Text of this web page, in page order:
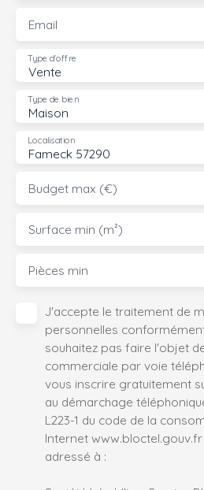
Email
Vente
Type d'offre
Maison
Type de bien
Fameck 57290
Localisation
Budget max (€)
Surface min (m²)
Pièces min
J'accepte le traitement de
personnelles conformément
souhaitez pas faire l'objet
commerciale par voie
vous inscrire gratuitement
au démarchage
L223-1 du code de la
Internet
adressé à :